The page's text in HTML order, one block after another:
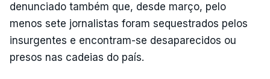
denunciado também que, desde março, pelo
menos sete jornalistas foram sequestrados pelos
insurgentes e encontram-se desaparecidos ou
presos nas cadeias do país.